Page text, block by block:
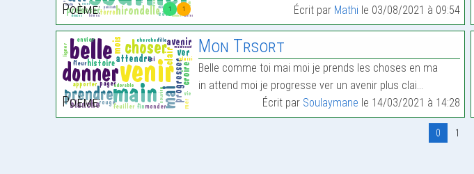
1 1
Poème:
Écrit par Mathi le 03/08/2021 à 09:54
Poème:
Mon Trsort
Belle comme toi mai moi je prends les choses en ma
in attend moi je progresse ver un avenir plus clai…
Écrit par Soulaymane le 14/03/2021 à 14:28
0 1